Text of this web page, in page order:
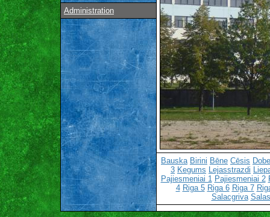
Administration
Bauska Birini Bēne Cēsis
3 Kegums Lejasstrazdi
Pajiesmeniai 1 Pajiesmeniai 2
4 Riga 5 Riga 6 Riga 7
Salacgriva